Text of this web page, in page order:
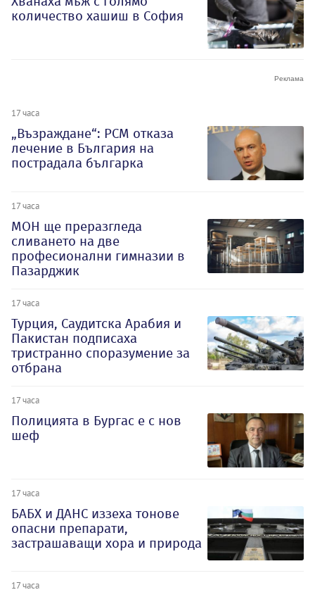
количество хашиш в София
17 часа
„Възраждане“: РСМ отказа
лечение в България на
пострадала българка
17 часа
МОН ще преразгледа
сливането на две
професионални гимназии в
Пазарджик
17 часа
Турция, Саудитска Арабия и
Пакистан подписаха
тристранно споразумение за
отбрана
17 часа
Полицията в Бургас е с нов
шеф
17 часа
БАБХ и ДАНС иззеха тонове
опасни препарати,
застрашаващи хора и природа
17 часа